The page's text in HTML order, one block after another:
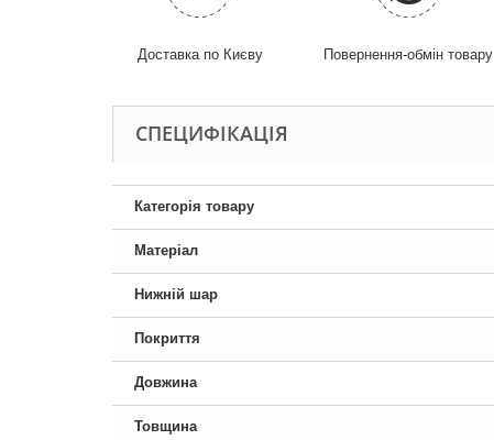
Доставка по Києву Повернення-обмін товару
СПЕЦИФІКАЦІЯ
Категорія товару
Матеріал
Нижній шар
Покриття
Довжина
Товщина